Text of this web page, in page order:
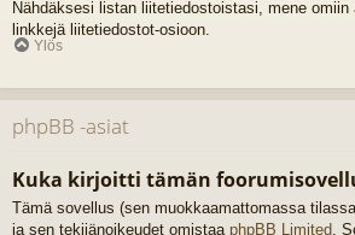
Nähdäksesi listan liitetiedostoistasi, mene
linkkejä liitetiedostot-osioon.
Ylös
phpBB -asiat
Kuka kirjoitti tämän
Tämä sovellus (sen muokkaamattomassa
ja sen tekijänoikeudet omistaa phpBB Limited .